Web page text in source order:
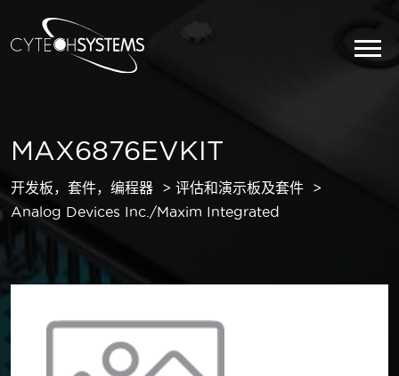
MAX6876EVKIT
开发板，套件，编程器
评估和演示板及套件
Analog Devices Inc./Maxim Integrated